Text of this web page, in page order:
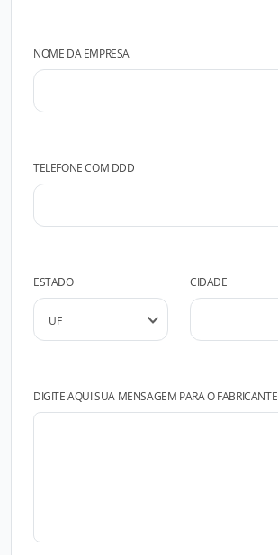
NOME DA EMPRESA
TELEFONE COM DDD
ESTADO CIDADE
DIGITE AQUI SUA MENSAGEM PARA O FABRICANTE